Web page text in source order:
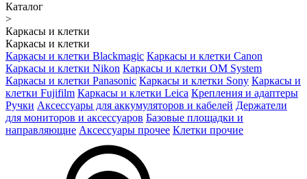
Каталог
>
Каркасы и клетки
Каркасы и клетки
Каркасы и клетки Blackmagic Каркасы и клетки Canon
Каркасы и клетки Nikon Каркасы и клетки OM System
Каркасы и клетки Panasonic Каркасы и клетки Sony Каркасы и
клетки Fujifilm Каркасы и клетки Leica Крепления и адаптеры
Ручки Аксессуары для аккумуляторов и кабелей Держатели
для мониторов и аксессуаров Базовые площадки и
направляющие Аксессуары прочее Клетки прочие